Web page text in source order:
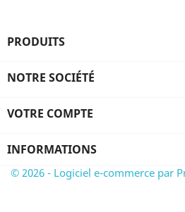
PRODUITS
NOTRE SOCIÉTÉ
VOTRE COMPTE
INFORMATIONS
© 2026 - Logiciel e-commerce par